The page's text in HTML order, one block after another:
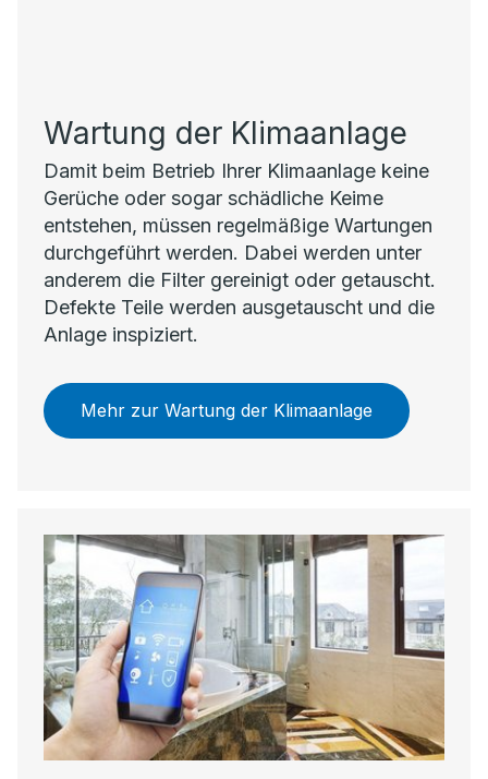
Wartung der Klimaanlage
Damit beim Betrieb Ihrer Klimaanlage keine
Gerüche oder sogar schädliche Keime
entstehen, müssen regelmäßige Wartungen
durchgeführt werden. Dabei werden unter
anderem die Filter gereinigt oder getauscht.
Defekte Teile werden ausgetauscht und die
Anlage inspiziert.
Mehr zur Wartung der Klimaanlage